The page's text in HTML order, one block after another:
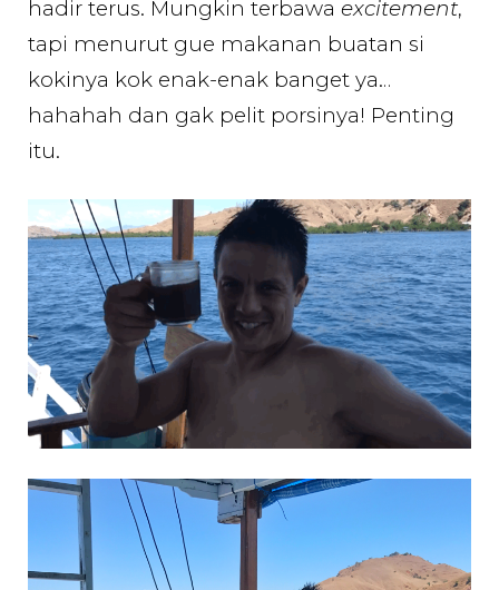
hadir terus. Mungkin terbawa excitement,
tapi menurut gue makanan buatan si
kokinya kok enak-enak banget ya…
hahahah dan gak pelit porsinya! Penting
itu.